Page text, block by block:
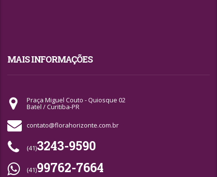
MAIS INFORMAÇÕES
Praça Miguel Couto - Quiosque 02
Batel / Curitiba-PR
contato@florahorizonte.com.br
(41)3243-9590
(41)99762-7664